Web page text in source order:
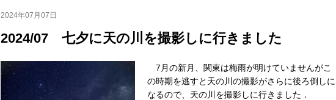
2024年07月07日
2024/07 七夕に天の川を撮影しに行きました
7月の新月、関東は梅雨が明けていませんがこ
の時期を逃すと天の川の撮影がさらに後ろ倒しに
なるので、天の川を撮影しに行きました．